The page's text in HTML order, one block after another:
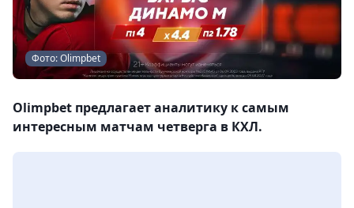
Фото: Olimpbet
Olimpbet предлагает аналитику к самым
интересным матчам четверга в КХЛ.